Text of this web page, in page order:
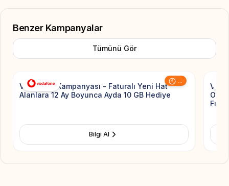
Benzer Kampanyalar
Tümünü Gör
...
Add to
Vodafone Kampanyası - Faturalı Yeni Hat
Alanlara 12 Ay Boyunca Ayda 10 GB Hediye
Bilgi Al